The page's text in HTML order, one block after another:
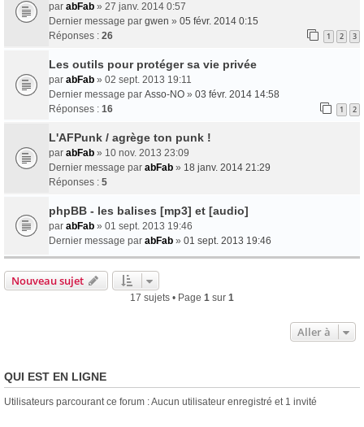
par abFab » 27 janv. 2014 0:57
Dernier message par gwen » 05 févr. 2014 0:15
Réponses : 26 1 2 3
Les outils pour protéger sa vie privée
par abFab » 02 sept. 2013 19:11
Dernier message par Asso-NO » 03 févr. 2014 14:58
Réponses : 16 1 2
L'AFPunk / agrège ton punk !
par abFab » 10 nov. 2013 23:09
Dernier message par abFab » 18 janv. 2014 21:29
Réponses : 5
phpBB - les balises [mp3] et [audio]
par abFab » 01 sept. 2013 19:46
Dernier message par abFab » 01 sept. 2013 19:46
Nouveau sujet
17 sujets • Page 1 sur 1
Aller à
QUI EST EN LIGNE
Utilisateurs parcourant ce forum : Aucun utilisateur enregistré et 1 invité